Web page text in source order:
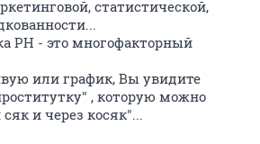
статистической,
РН - это многофакторный
или график, Вы увидите
, которую можно
и через косяк"...